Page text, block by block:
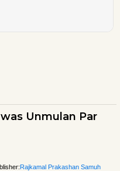
Unmulan Par
Rajkamal Prakashan Samuh